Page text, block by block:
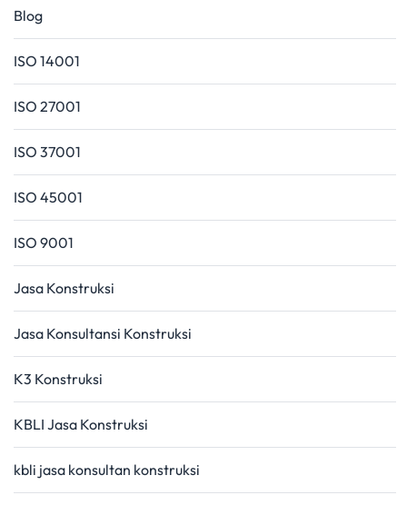
Blog
ISO 14001
ISO 27001
ISO 37001
ISO 45001
ISO 9001
Jasa Konstruksi
Jasa Konsultansi Konstruksi
K3 Konstruksi
KBLI Jasa Konstruksi
kbli jasa konsultan konstruksi